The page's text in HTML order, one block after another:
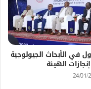
في الأبحاث الجيولوجية
الهيئة
24/01/